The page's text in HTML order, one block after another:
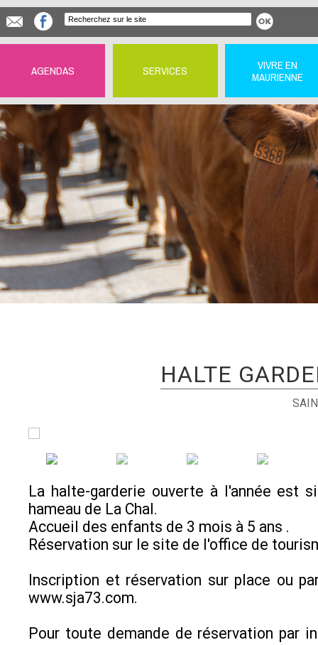
AGENDAS SERVICES
VIVRE EN
MAURIENNE
HALTE
La halte-garderie ouverte à l'année est
hameau de La Chal.
Accueil des enfants de 3 mois à 5 ans .
Réservation sur le site de l'office de
Inscription et réservation sur place ou
www.sja73.com.
Pour toute demande de réservation par